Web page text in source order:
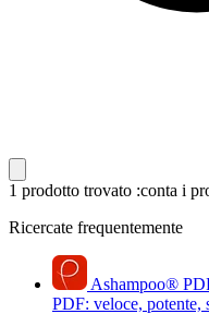
1 prodotto trovato :conta i
Ricercate frequentemente
Ashampoo®
PDF: veloce, potente,